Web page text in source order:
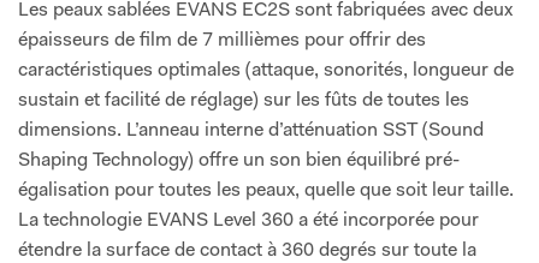
Les peaux sablées EVANS EC2S sont fabriquées avec deux
épaisseurs de film de 7 millièmes pour offrir des
caractéristiques optimales (attaque, sonorités, longueur de
sustain et facilité de réglage) sur les fûts de toutes les
dimensions. L’anneau interne d’atténuation SST (Sound
Shaping Technology) offre un son bien équilibré pré-
égalisation pour toutes les peaux, quelle que soit leur taille.
La technologie EVANS Level 360 a été incorporée pour
étendre la surface de contact à 360 degrés sur toute la